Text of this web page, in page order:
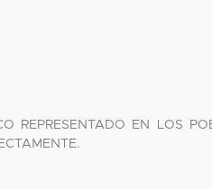
REPRESENTADO EN LOS